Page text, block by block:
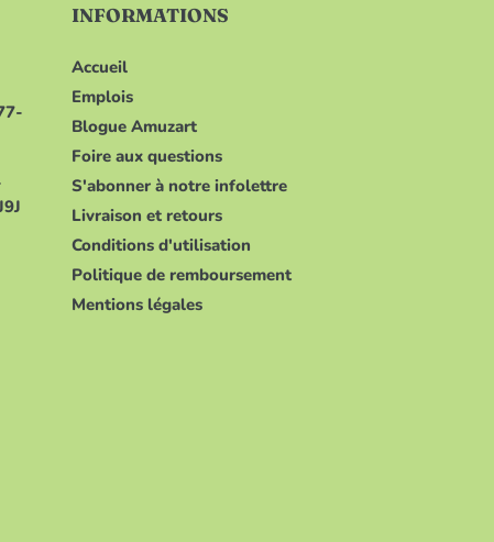
INFORMATIONS
Accueil
Emplois
Blogue Amuzart
Foire aux questions
S'abonner à notre infolettre
Livraison et retours
Conditions d'utilisation
Politique de remboursement
Mentions légales